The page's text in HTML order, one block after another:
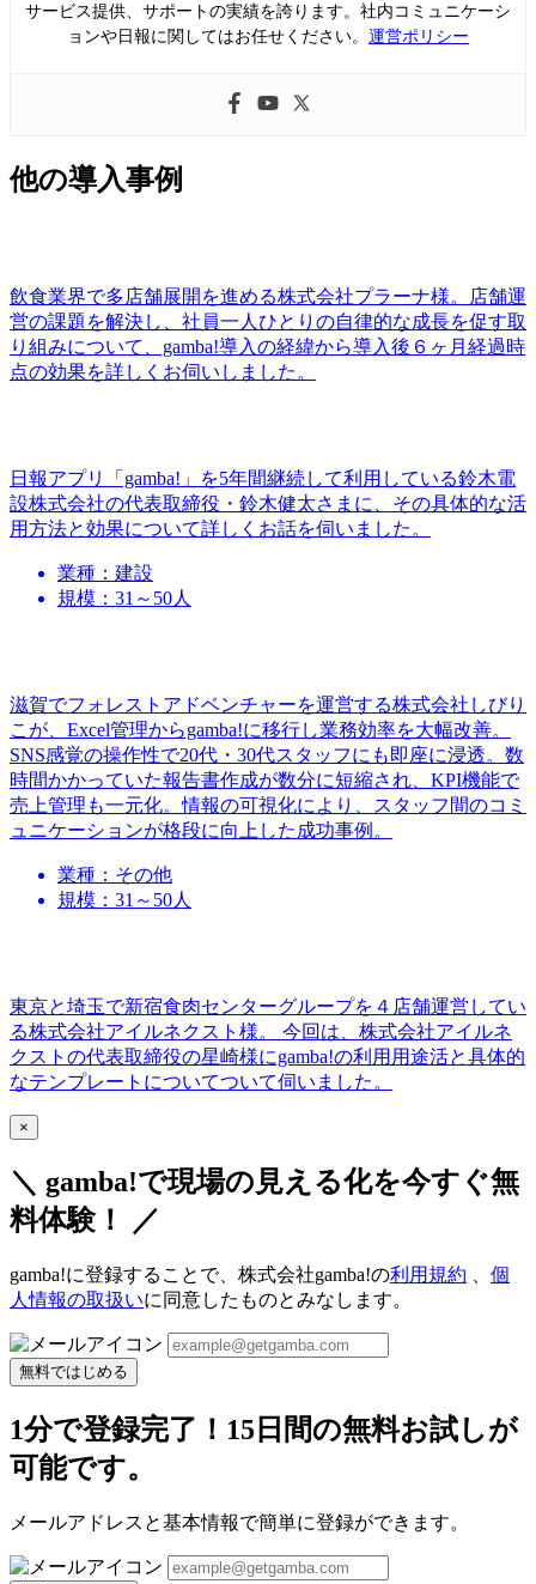
サービス提供、サポートの実績を誇ります。社内コミュニケーシ
ョンや日報に関してはお任せください。 運営ポリシー
他の導入事例
飲食業界で多店舗展開を進める株式会社プラーナ様。店舗運
営の課題を解決し、社員一人ひとりの自律的な成長を促す取
り組みについて、gamba!導入の経緯から導入後６ヶ月経過時
点の効果を詳しくお伺いしました。
日報アプリ「gamba!」を5年間継続して利用している鈴木電
設株式会社の代表取締役・鈴木健太さまに、その具体的な活
用方法と効果について詳しくお話を伺いました。
業種：建設
規模：31～50人
滋賀でフォレストアドベンチャーを運営する株式会社しびり
こが、Excel管理からgamba!に移行し業務効率を大幅改善。
SNS感覚の操作性で20代・30代スタッフにも即座に浸透。数
時間かかっていた報告書作成が数分に短縮され、KPI機能で
売上管理も一元化。情報の可視化により、スタッフ間のコミ
ュニケーションが格段に向上した成功事例。
業種：その他
規模：31～50人
東京と埼玉で新宿食肉センターグループを４店舗運営してい
る株式会社アイルネクスト様。 今回は、株式会社アイルネ
クストの代表取締役の星崎様にgamba!の利用用途活と具体的
なテンプレートについてついて伺いました。
×
＼ gamba!で現場の見える化を今すぐ無
料体験！ ／
gamba!に登録することで、株式会社gamba!の利用規約
個
人情報の取扱いに同意したものとみなします。
無料ではじめる
1分で登録完了！15日間の無料お試しが
可能です。
メールアドレスと基本情報で簡単に登録ができます。